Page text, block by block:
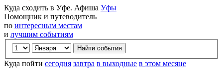
Куда сходить в Уфе. Афиша Уфы
Помощник и путеводитель
по интересным местам
и лучшим событиям
Куда пойти сегодня завтра в выходные в этом месяце